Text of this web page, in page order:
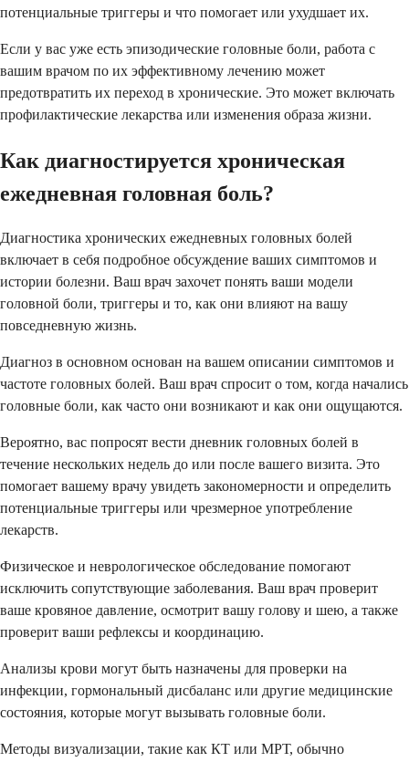
потенциальные триггеры и что помогает или ухудшает их.
Если у вас уже есть эпизодические головные боли, работа с
вашим врачом по их эффективному лечению может
предотвратить их переход в хронические. Это может включать
профилактические лекарства или изменения образа жизни.
Как диагностируется хроническая
ежедневная головная боль?
Диагностика хронических ежедневных головных болей
включает в себя подробное обсуждение ваших симптомов и
истории болезни. Ваш врач захочет понять ваши модели
головной боли, триггеры и то, как они влияют на вашу
повседневную жизнь.
Диагноз в основном основан на вашем описании симптомов и
частоте головных болей. Ваш врач спросит о том, когда начались
головные боли, как часто они возникают и как они ощущаются.
Вероятно, вас попросят вести дневник головных болей в
течение нескольких недель до или после вашего визита. Это
помогает вашему врачу увидеть закономерности и определить
потенциальные триггеры или чрезмерное употребление
лекарств.
Физическое и неврологическое обследование помогают
исключить сопутствующие заболевания. Ваш врач проверит
ваше кровяное давление, осмотрит вашу голову и шею, а также
проверит ваши рефлексы и координацию.
Анализы крови могут быть назначены для проверки на
инфекции, гормональный дисбаланс или другие медицинские
состояния, которые могут вызывать головные боли.
Методы визуализации, такие как КТ или МРТ, обычно